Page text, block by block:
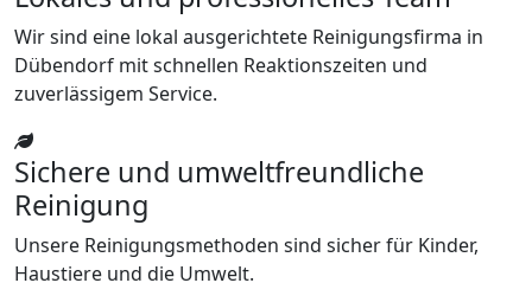
Wir sind eine lokal ausgerichtete Reinigungsfirma in
Dübendorf mit schnellen Reaktionszeiten und
zuverlässigem Service.
Sichere und umweltfreundliche
Reinigung
Unsere Reinigungsmethoden sind sicher für Kinder,
Haustiere und die Umwelt.